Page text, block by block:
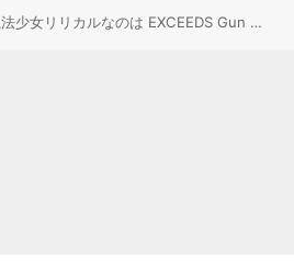
「魔法少女リリカルなのは EXCEEDS Gun Blaze Vengeance」ED楽曲がPV第1弾にて初解禁！